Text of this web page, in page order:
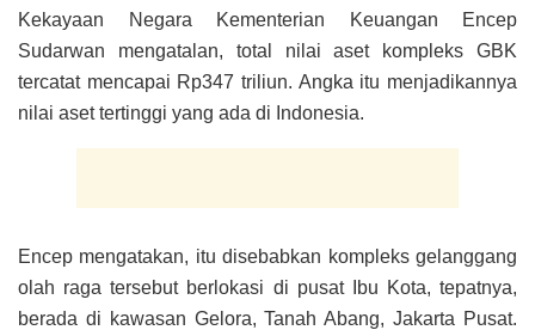
Kekayaan Negara Kementerian Keuangan Encep
Sudarwan mengatalan, total nilai aset kompleks GBK
tercatat mencapai Rp347 triliun. Angka itu menjadikannya
nilai aset tertinggi yang ada di Indonesia.
Encep mengatakan, itu disebabkan kompleks gelanggang
olah raga tersebut berlokasi di pusat Ibu Kota, tepatnya,
berada di kawasan Gelora, Tanah Abang, Jakarta Pusat.